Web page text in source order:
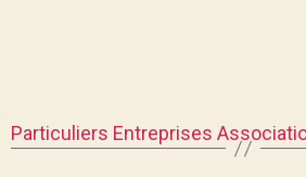
Particuliers Entreprises